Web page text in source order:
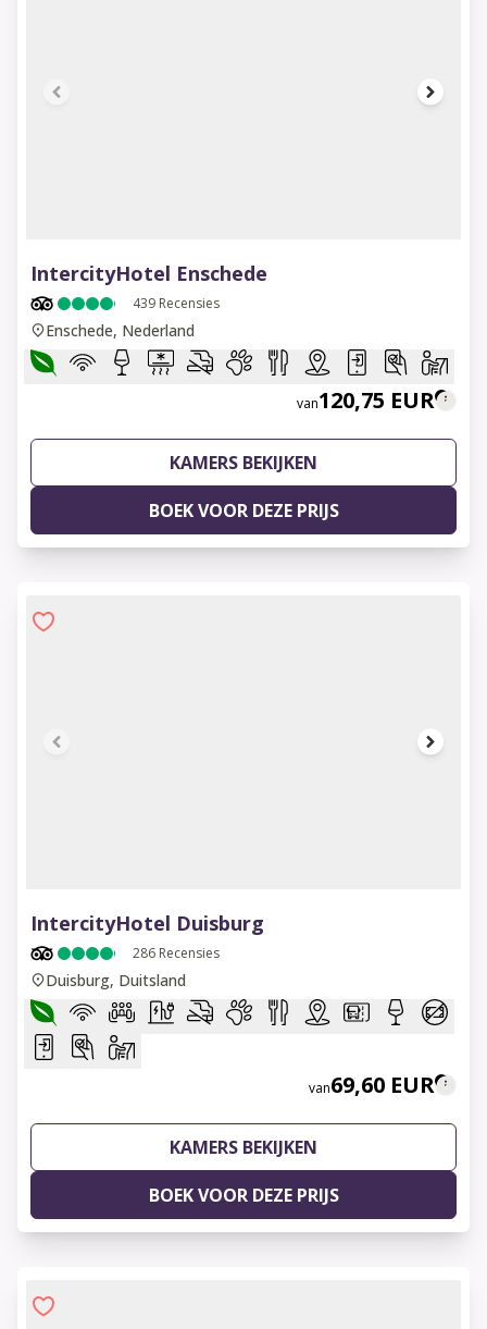
IntercityHotel Enschede
439 Recensies
Enschede, Nederland
van120,75 EUR
KAMERS BEKIJKEN
BOEK VOOR DEZE PRIJS
IntercityHotel Duisburg
286 Recensies
Duisburg, Duitsland
van69,60 EUR
KAMERS BEKIJKEN
BOEK VOOR DEZE PRIJS